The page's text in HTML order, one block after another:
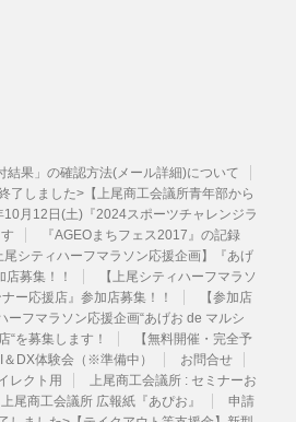
結果」の確認方法(メール詳細)について
了しました>【上尾商工会議所青年部から
月12日(土)『2024スポーツチャレンジラ
『AGEOまちフェス2017』の記録
尾シティハーフマラソン応援企画】『あげ
募集！！
【上尾シティハーフマラソ
ー応援店』参加店募集！！
【参加店
ーフマラソン応援企画“あげお de マルシ
“を募集します！
【無料開催・完全予
DX体験会（※準備中）
お問合せ
レクト用
上尾商工会議所 : セミナーお
上尾商工会議所 広報紙『あぴお』
申請